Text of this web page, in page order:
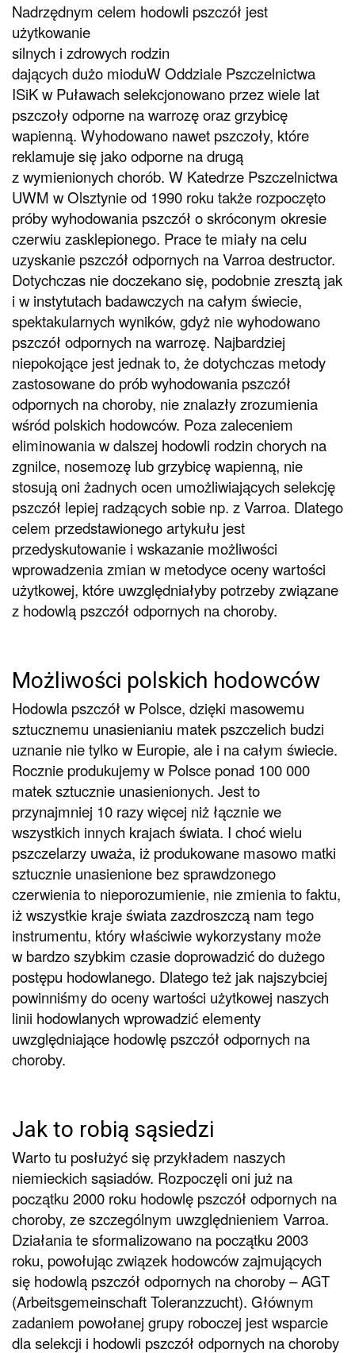
Nadrzędnym celem hodowli pszczół jest
użytkowanie
silnych i zdrowych rodzin
dających dużo mioduW Oddziale Pszczelnictwa
ISiK w Puławach selekcjonowano przez wiele lat
pszczoły odporne na warrozę oraz grzybicę
wapienną. Wyhodowano nawet pszczoły, które
reklamuje się jako odporne na drugą
z wymienionych chorób. W Katedrze Pszczelnictwa
UWM w Olsztynie od 1990 roku także rozpoczęto
próby wyhodowania pszczół o skróconym okresie
czerwiu zasklepionego. Prace te miały na celu
uzyskanie pszczół odpornych na Varroa destructor.
Dotychczas nie doczekano się, podobnie zresztą jak
i w instytutach badawczych na całym świecie,
spektakularnych wyników, gdyż nie wyhodowano
pszczół odpornych na warrozę. Najbardziej
niepokojące jest jednak to, że dotychczas metody
zastosowane do prób wyhodowania pszczół
odpornych na choroby, nie znalazły zrozumienia
wśród polskich hodowców. Poza zaleceniem
eliminowania w dalszej hodowli rodzin chorych na
zgnilce, nosemozę lub grzybicę wapienną, nie
stosują oni żadnych ocen umożliwiających selekcję
pszczół lepiej radzących sobie np. z Varroa. Dlatego
celem przedstawionego artykułu jest
przedyskutowanie i wskazanie możliwości
wprowadzenia zmian w metodyce oceny wartości
użytkowej, które uwzględniałyby potrzeby związane
z hodowlą pszczół odpornych na choroby.
Możliwości polskich hodowców
Hodowla pszczół w Polsce, dzięki masowemu
sztucznemu unasienianiu matek pszczelich budzi
uznanie nie tylko w Europie, ale i na całym świecie.
Rocznie produkujemy w Polsce ponad 100 000
matek sztucznie unasienionych. Jest to
przynajmniej 10 razy więcej niż łącznie we
wszystkich innych krajach świata. I choć wielu
pszczelarzy uważa, iż produkowane masowo matki
sztucznie unasienione bez sprawdzonego
czerwienia to nieporozumienie, nie zmienia to faktu,
iż wszystkie kraje świata zazdroszczą nam tego
instrumentu, który właściwie wykorzystany może
w bardzo szybkim czasie doprowadzić do dużego
postępu hodowlanego. Dlatego też jak najszybciej
powinniśmy do oceny wartości użytkowej naszych
linii hodowlanych wprowadzić elementy
uwzględniające hodowlę pszczół odpornych na
choroby.
Jak to robią sąsiedzi
Warto tu posłużyć się przykładem naszych
niemieckich sąsiadów. Rozpoczęli oni już na
początku 2000 roku hodowlę pszczół odpornych na
choroby, ze szczególnym uwzględnieniem Varroa.
Działania te sformalizowano na początku 2003
roku, powołując związek hodowców zajmujących
się hodowlą pszczół odpornych na choroby – AGT
(Arbeitsgemeinschaft Toleranzzucht). Głównym
zadaniem powołanej grupy roboczej jest wsparcie
dla selekcji i hodowli pszczół odpornych na choroby